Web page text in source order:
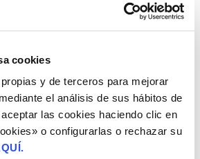
cookies
y de terceros para mejorar
el análisis de sus hábitos de
las cookies haciendo clic en
o configurarlas o rechazar su